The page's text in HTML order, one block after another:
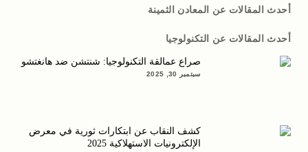
أحدث المقالات عن المعادن الثمينة
أحدث المقالات عن التكنولوجيا
صراع عمالقة التكنولوجيا: شنتشن ضد هانغتشو
سبتمبر 30, 2025
كشف النقاب عن ابتكارات ثورية في معرض
الإلكترونيات الاستهلاكية 2025